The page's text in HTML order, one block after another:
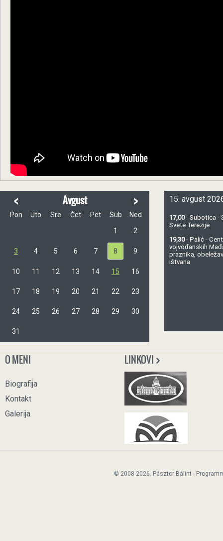
< Avgust >
Pon Uto Sre Čet Pet Sub
Ned
1
2
3 4 5 6 7 8 9
10 11 12 13 14 15 16
17 18 19 20 21 22 23
24 25 26 27 28 29 30
31
15. avgust
17,00- Subotica -
Svete Terezije
19,30- Palić -
vojvođanskih
praznika,
Ištvana
O MENI
Biografija
Kontakt
Galerija
LINKOVI
© 2008-2026. Pásztor Bálint -